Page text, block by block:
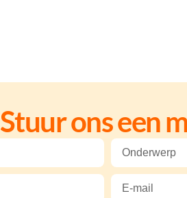
Stuur ons een